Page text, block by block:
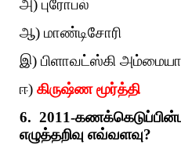
அ) புரோபல்
ஆ) மாண்டிசோரி
இ) பிளாவட்ஸ்கி
ஈ) கிருஷ்ண மூர்த்தி
6. 2011-
எழுத்தறிவு எவ்வளவு?